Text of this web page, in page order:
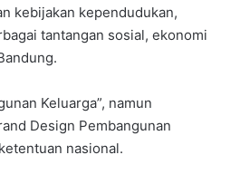
kebijakan kependudukan,
tantangan sosial, ekonomi
Keluarga”, namun
Design Pembangunan
nasional.